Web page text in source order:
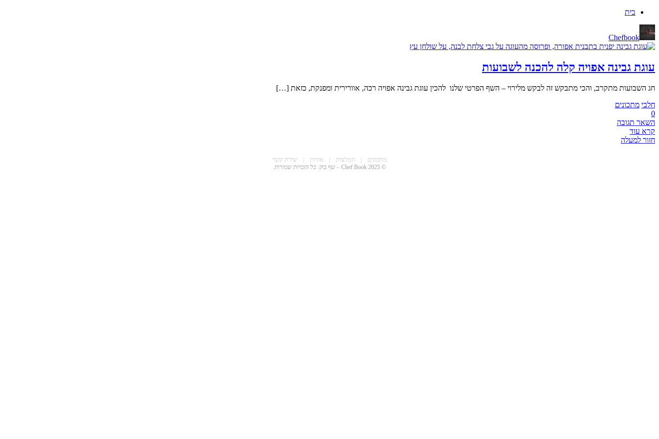
בית
Chefbook
עוגת גבינה אפויה קלה להכנה לשבועות
חג השבועות מתקרב, והכי מתבקש זה לבקש מלירוי – השף הפרטי שלנו להכין עוגת גבינה אפויה רכה, אוורירית ומפנקת, כזאת […]
חלבי מתכונים
0
השאר תגובה
קרא עוד
חזור למעלה
מתכונים | המלצות | אודות | יצירת קשר
© 2025 Chef Book – שף בוק. כל הזכויות שמורות.